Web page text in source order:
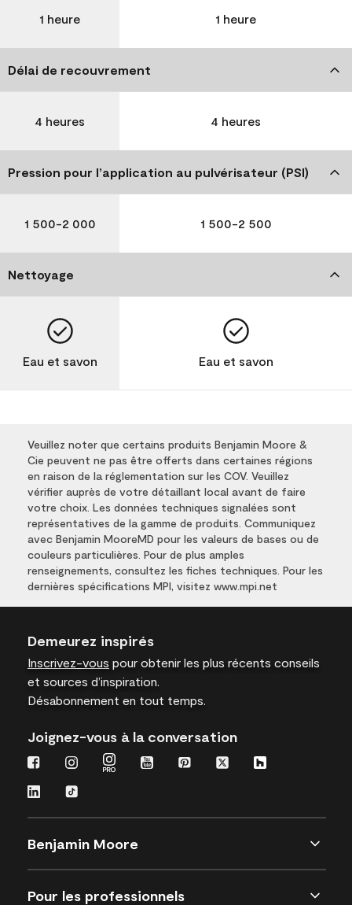
1 heure 1 heure
Délai de recouvrement
4 heures 4 heures
Pression pour l’application au pulvérisateur (PSI)
1 500-2 000 1 500-2 500
Nettoyage
Eau et savon Eau et savon
Veuillez noter que certains produits Benjamin Moore &
Cie peuvent ne pas être offerts dans certaines régions
en raison de la réglementation sur les COV. Veuillez
vérifier auprès de votre détaillant local avant de faire
votre choix. Les données techniques signalées sont
représentatives de la gamme de produits. Communiquez
avec Benjamin MooreMD pour les valeurs de bases ou de
couleurs particulières. Pour de plus amples
renseignements, consultez les fiches techniques. Pour les
dernières spécifications MPI, visitez www.mpi.net
Demeurez inspirés
Inscrivez-vous pour obtenir les plus récents conseils
et sources d’inspiration.
Désabonnement en tout temps.
Joignez-vous à la conversation
Benjamin Moore
Pour les professionnels